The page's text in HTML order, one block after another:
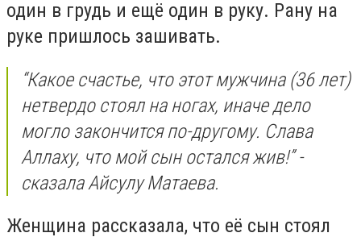
один в грудь и ещё один в руку. Рану на
руке пришлось зашивать.
“Какое счастье, что этот мужчина (36 лет)
нетвердо стоял на ногах, иначе дело
могло закончится по-другому. Слава
Аллаху, что мой сын остался жив!” -
сказала Айсулу Матаева.
Женщина рассказала, что её сын стоял